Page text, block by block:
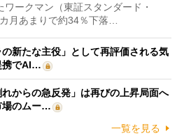
ークマン（東証スタンダード・
月あまりで約34％下落…
新たな主役」として再評価される気
携でAI…
からの急反発」は再びの上昇局面へ
のムー…
一覧を見る